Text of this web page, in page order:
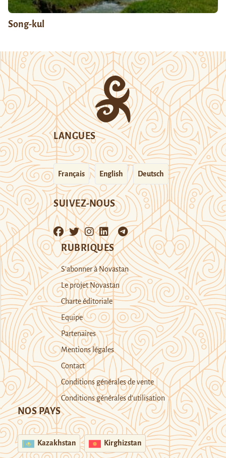
Song-kul
LANGUES
Français English Deutsch
SUIVEZ-NOUS
RUBRIQUES
S’abonner à Novastan
Le projet Novastan
Charte éditoriale
Equipe
Partenaires
Mentions légales
Contact
Conditions générales de vente
Conditions générales d’utilisation
NOS PAYS
Kazakhstan Kirghizstan